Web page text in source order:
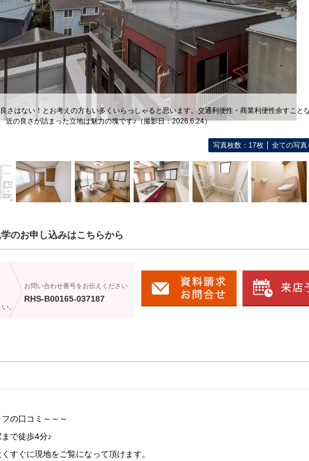
さはない！とお考えの方もい多くいらっしゃると思います。交通利便性・商業利便性余すこと
近の良さが詰まった立地は魅力の塊です♪（撮影日：2026.6.24）
写真枚数：17枚 全ての写真
のお申し込みはこちらから
い。
お問い合わせ番号をお伝えください
RHS-B00165-037187
の口コミ～～～
まで徒歩4分♪
すぐに現地をご覧になって頂けます。